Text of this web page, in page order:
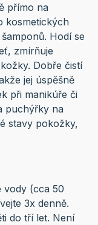
přímo na
kosmetických
Hodí se
zmírňuje
Dobře čistí
jej úspěšně
při manikúře či
puchýřky na
stavy pokožky,
vody (cca 50
3x denně.
do tří let. Není